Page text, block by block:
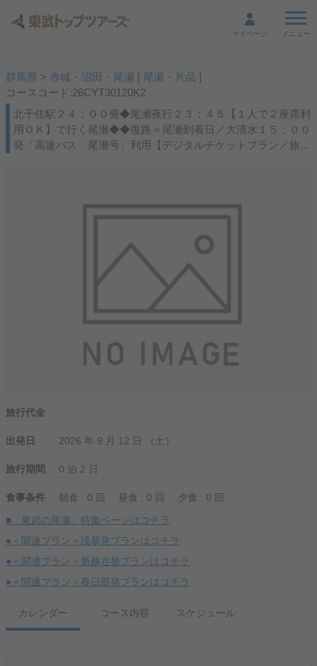
マイページ メニュー
群馬県 > 赤城・沼田・尾瀬 [ 尾瀬・片品 ]
コースコード:26CYT30120K2
北千住駅２４：００発◆尾瀬夜行２３：４５【１人で２座席利
用ＯＫ】で行く尾瀬◆◆復路＝尾瀬到着日／大清水１５：００
発「高速バス 尾瀬号」利用【デジタルチケットプラン／旅行
旅行代金
出発日 2026 年 9 月 12 日 （土）
旅行期間 0 泊 2 日
食事条件 朝食 : 0 回 昼食 : 0 回
夕食 : 0 回
■「東武の尾瀬」特集ページはコチラ
●＜関連プラン＞浅草発プランはコチラ
●＜関連プラン＞新越谷発プランはコチラ
●＜関連プラン＞春日部発プランはコチラ
カレンダー コース内容 スケジュール